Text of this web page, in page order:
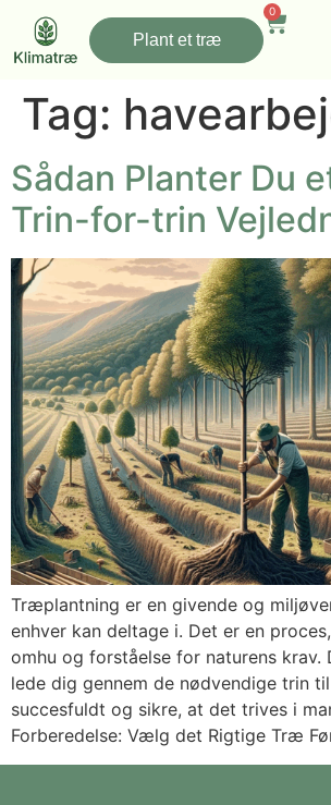
Plant et træ
0
Tag:
Sådan Planter Du
Trin-for-trin
Træplantning er en givende og
enhver kan deltage i. Det er en
omhu og forståelse for naturens krav.
lede dig gennem de nødvendige trin
succesfuldt og sikre, at det trives i
Forberedelse: Vælg det Rigtige Træ